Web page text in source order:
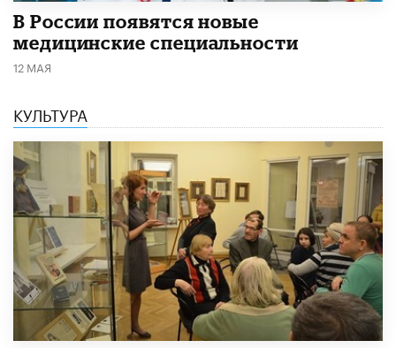
В России появятся новые
медицинские специальности
12 МАЯ
КУЛЬТУРА